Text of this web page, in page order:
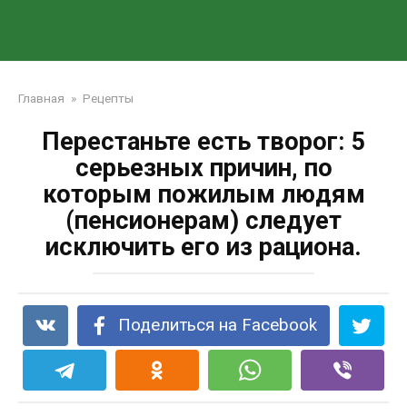
Главная » Рецепты
Перестаньте есть творог: 5
серьезных причин, по
которым пожилым людям
(пенсионерам) следует
исключить его из рациона.
Поделиться на Facebook